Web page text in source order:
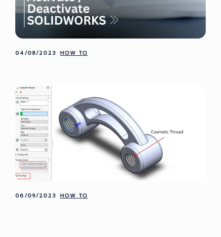
04/08/2023 HOW TO
06/09/2023 HOW TO